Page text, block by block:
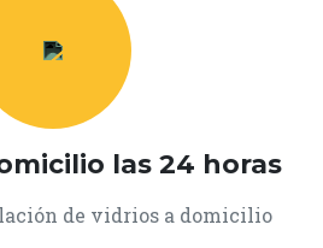
las 24 horas
de vidrios a domicilio